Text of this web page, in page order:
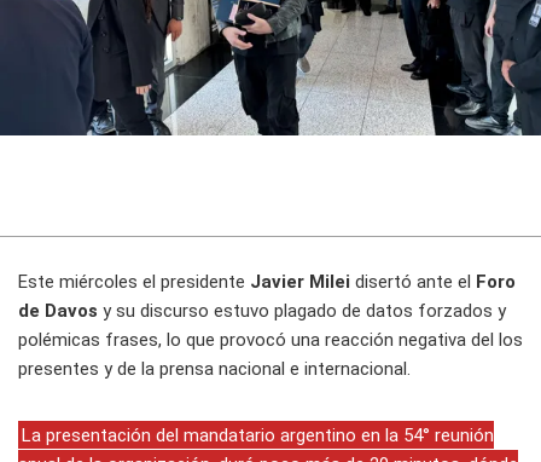
Este miércoles el presidente Javier Milei disertó ante el Foro
de Davos y su discurso estuvo plagado de datos forzados y
polémicas frases, lo que provocó una reacción negativa del los
presentes y de la prensa nacional e internacional.
La presentación del mandatario argentino en la 54° reunión